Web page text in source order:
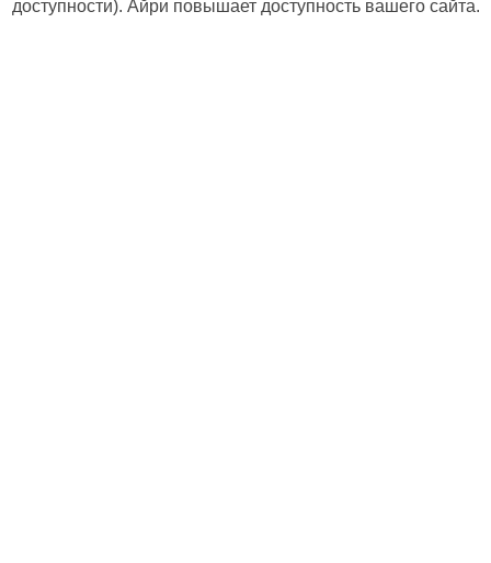
доступности). Айри повышает доступность вашего сайта.